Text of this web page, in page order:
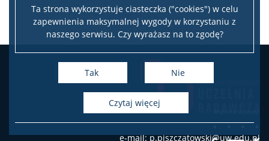
Ta strona wykorzystuje ciasteczka ("cookies") w celu
zapewnienia maksymalnej wygody w korzystaniu z
naszego serwisu. Czy wyrażasz na to zgodę?
Tak Nie
czytaj więcej
Leaflet|©OpenStreetMapcontributors
e-mail: p.piszczatowski@uw.edu.pl